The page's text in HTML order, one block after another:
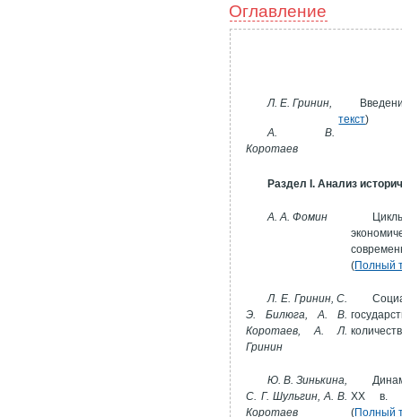
Оглавление
Л. Е. Гринин,
А. В.
Коротаев
текст)
Раздел I. Анализ
А. А. Фомин
(Полный
Л. Е. Гринин, С.
Э. Билюга, А. В.
Коротаев, А. Л.
Гринин
Ю. В. Зинькина,
С. Г. Шульгин, А. В.
Коротаев
ХХ в.
(Полный